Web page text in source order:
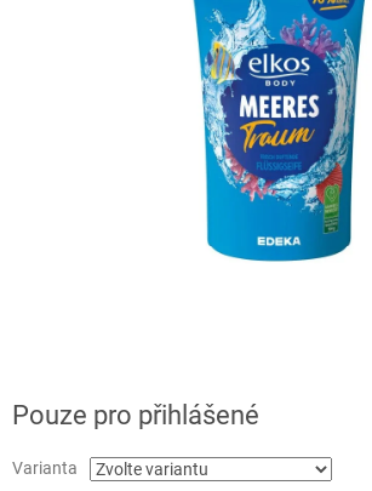
Pouze pro přihlášené
Varianta